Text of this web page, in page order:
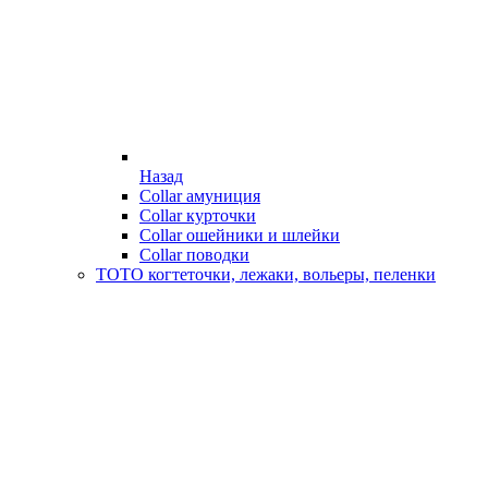
Назад
Collar амуниция
Collar курточки
Collar ошейники и шлейки
Collar поводки
ТОТО когтеточки, лежаки, вольеры, пеленки